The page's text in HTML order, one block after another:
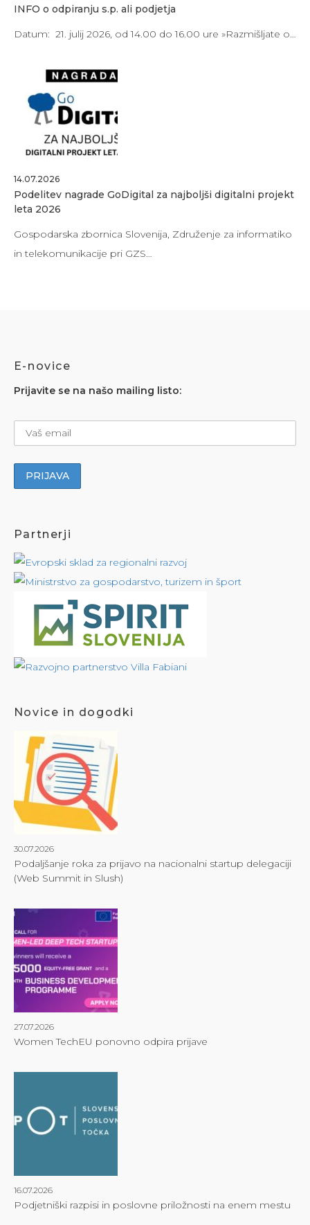
INFO o odpiranju s.p. ali podjetja
Datum: 21. julij 2026, od 14.00 do 16.00 ure »Razmišljate o…
14.07.2026
Podelitev nagrade GoDigital za najboljši digitalni projekt
leta 2026
Gospodarska zbornica Slovenija, Združenje za informatiko
in telekomunikacije pri GZS…
E-novice
Prijavite se na našo mailing listo:
Partnerji
Novice in dogodki
30.07.2026
Podaljšanje roka za prijavo na nacionalni startup delegaciji
(Web Summit in Slush)
27.07.2026
Women TechEU ponovno odpira prijave
16.07.2026
Podjetniški razpisi in poslovne priložnosti na enem mestu